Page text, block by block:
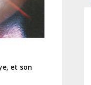
et son